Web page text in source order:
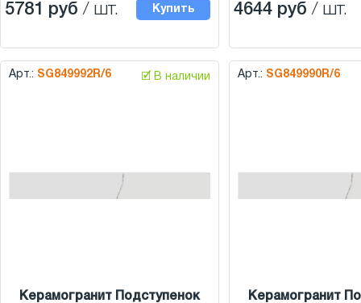
5781 руб / шт. Купить 4644 руб / шт.
Арт.: SG849992R/6 🗹 В наличии
Керамогранит Подступенок
Арт.: SG849990R/6
Керамогранит